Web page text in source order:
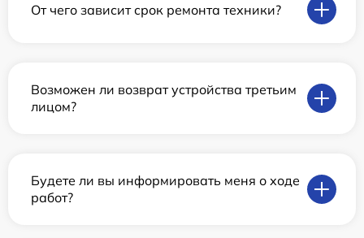
От чего зависит срок ремонта техники?
Возможен ли возврат устройства третьим
лицом?
Будете ли вы информировать меня о ходе
работ?